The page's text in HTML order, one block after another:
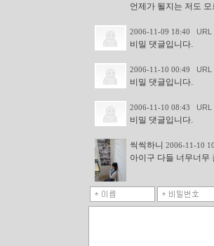
언제가 될지는 저도
2006-11-09 18:40 URL
비밀 댓글입니다.
2006-11-10 00:49 URL
비밀 댓글입니다.
2006-11-10 08:43 URL
비밀 댓글입니다.
씩씩하니 2006-11-10
아이구 다들 너무너무